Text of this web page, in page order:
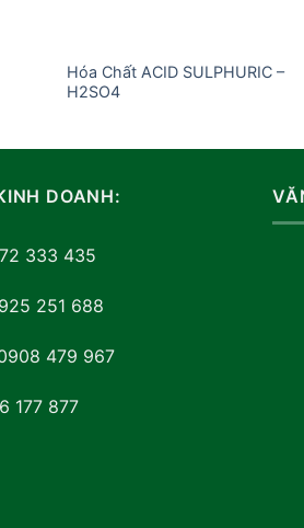
Hóa Chất ACID SULPHURIC –
H2SO4
DOANH:
333 435
251 688
479 967
177 877